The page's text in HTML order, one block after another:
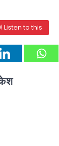
Listen to this